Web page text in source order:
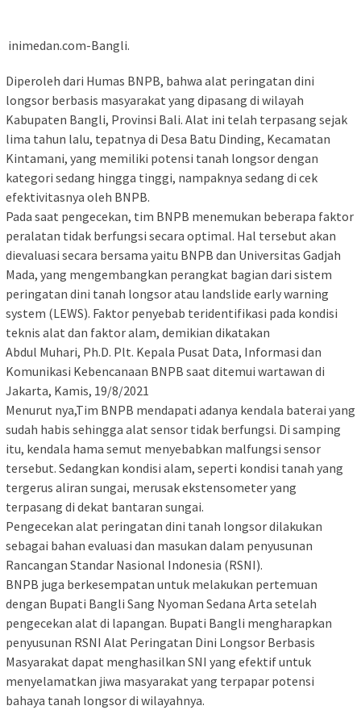
inimedan.com-Bangli.
Diperoleh dari Humas BNPB, bahwa alat peringatan dini
longsor berbasis masyarakat yang dipasang di wilayah
Kabupaten Bangli, Provinsi Bali. Alat ini telah terpasang sejak
lima tahun lalu, tepatnya di Desa Batu Dinding, Kecamatan
Kintamani, yang memiliki potensi tanah longsor dengan
kategori sedang hingga tinggi, nampaknya sedang di cek
efektivitasnya oleh BNPB.
Pada saat pengecekan, tim BNPB menemukan beberapa faktor
peralatan tidak berfungsi secara optimal. Hal tersebut akan
dievaluasi secara bersama yaitu BNPB dan Universitas Gadjah
Mada, yang mengembangkan perangkat bagian dari sistem
peringatan dini tanah longsor atau landslide early warning
system (LEWS). Faktor penyebab teridentifikasi pada kondisi
teknis alat dan faktor alam, demikian dikatakan
Abdul Muhari, Ph.D. Plt. Kepala Pusat Data, Informasi dan
Komunikasi Kebencanaan BNPB saat ditemui wartawan di
Jakarta, Kamis, 19/8/2021
Menurut nya,Tim BNPB mendapati adanya kendala baterai yang
sudah habis sehingga alat sensor tidak berfungsi. Di samping
itu, kendala hama semut menyebabkan malfungsi sensor
tersebut. Sedangkan kondisi alam, seperti kondisi tanah yang
tergerus aliran sungai, merusak ekstensometer yang
terpasang di dekat bantaran sungai.
Pengecekan alat peringatan dini tanah longsor dilakukan
sebagai bahan evaluasi dan masukan dalam penyusunan
Rancangan Standar Nasional Indonesia (RSNI).
BNPB juga berkesempatan untuk melakukan pertemuan
dengan Bupati Bangli Sang Nyoman Sedana Arta setelah
pengecekan alat di lapangan. Bupati Bangli mengharapkan
penyusunan RSNI Alat Peringatan Dini Longsor Berbasis
Masyarakat dapat menghasilkan SNI yang efektif untuk
menyelamatkan jiwa masyarakat yang terpapar potensi
bahaya tanah longsor di wilayahnya.